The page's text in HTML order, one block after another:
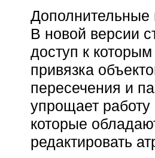
Дополнительные
В новой версии
доступ к
привязка
пересечения и
упрощает
которые
редактировать